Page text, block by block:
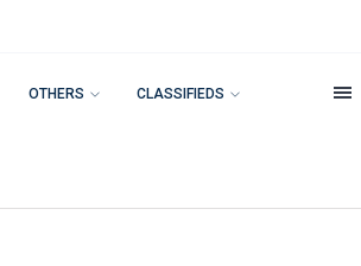
OTHERS CLASSIFIEDS